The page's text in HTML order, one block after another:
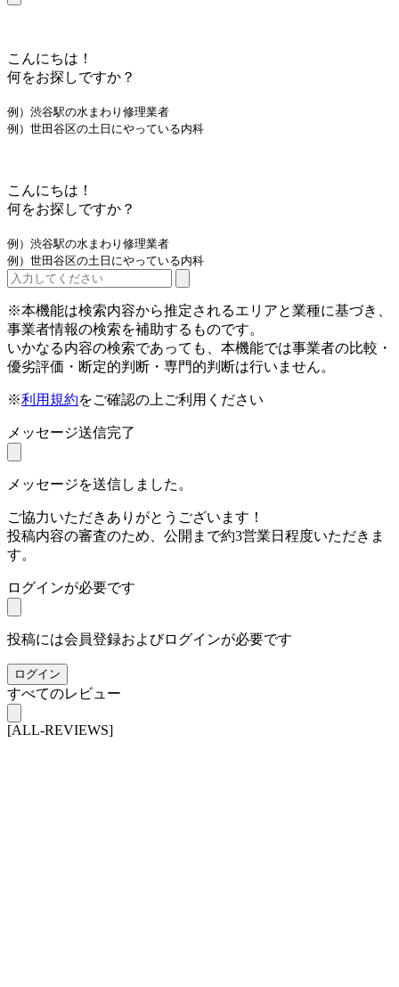
こんにちは！
何をお探しですか？
例）渋谷駅の水まわり修理業者
例）世田谷区の土日にやっている内科
こんにちは！
何をお探しですか？
例）渋谷駅の水まわり修理業者
例）世田谷区の土日にやっている内科
※本機能は検索内容から推定されるエリアと業種に基づき、
事業者情報の検索を補助するものです。
いかなる内容の検索であっても、本機能では事業者の比較・
優劣評価・断定的判断・専門的判断は行いません。
※利用規約をご確認の上ご利用ください
メッセージ送信完了
メッセージを送信しました。
ご協力いただきありがとうございます！
投稿内容の審査のため、公開まで約3営業日程度いただきま
す。
ログインが必要です
投稿には会員登録およびログインが必要です
ログイン
すべてのレビュー
[ALL-REVIEWS]